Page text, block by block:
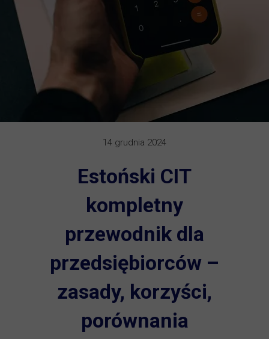
14 grudnia 2024
Estoński CIT
kompletny
przewodnik dla
przedsiębiorców –
zasady, korzyści,
porównania